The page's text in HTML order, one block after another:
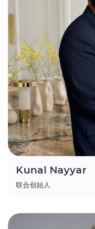
Kunal Nayyar
联合创始人